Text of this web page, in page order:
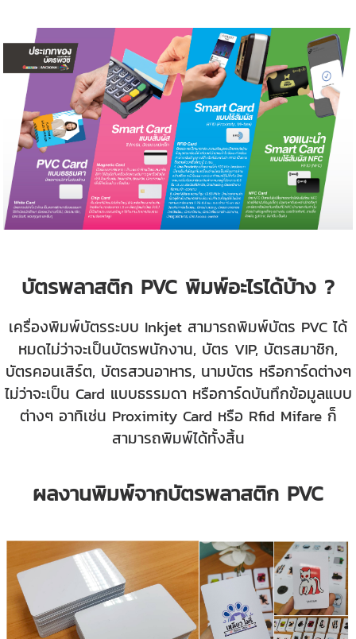
บัตรพลาสติก PVC พิมพ์อะไรได้บ้าง ?
เครื่องพิมพ์บัตรระบบ Inkjet สามารถพิมพ์บัตร PVC ได้
หมดไม่ว่าจะเป็นบัตรพนักงาน, บัตร VIP, บัตรสมาชิก,
บัตรคอนเสิร์ต, บัตรสวนอาหาร, นามบัตร หรือการ์ดต่างๆ
ไม่ว่าจะเป็น Card แบบธรรมดา หรือการ์ดบันทึกข้อมูลแบบ
ต่างๆ อาทิเช่น Proximity Card หรือ Rfid Mifare ก็
สามารถพิมพ์ได้ทั้งสิ้น
ผลงานพิมพ์จากบัตรพลาสติก PVC